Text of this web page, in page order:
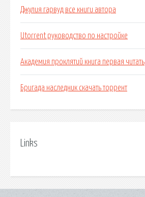
Джулия гарвуд все книги автора
Utorrent руководство по настройке
Академия проклятий книга первая читать
Бригада наследник скачать торрент
Links